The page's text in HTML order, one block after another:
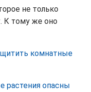
не только
К тому же оно
комнатные
растения опасны